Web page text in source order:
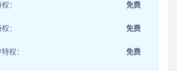
： 免费
： 免费
权： 免费